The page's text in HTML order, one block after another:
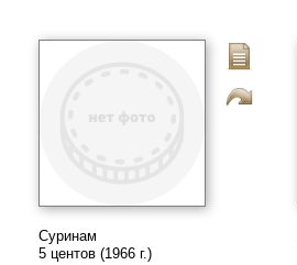
Суринам
5 центов (1966 г.)